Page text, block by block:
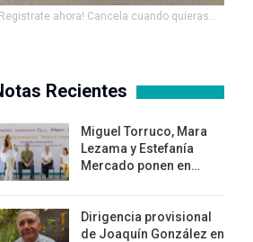
Registrate ahora! Cancela cuando quieras...
Recientes
Miguel Torruco, Mara
Lezama y Estefanía
Mercado ponen en…
Dirigencia provisional
de Joaquín González en